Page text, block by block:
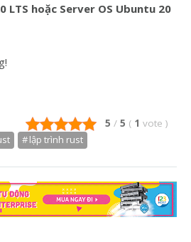
LTS hoặc Server OS Ubuntu 20
5 / 5 ( 1 vote )
lập trình rust